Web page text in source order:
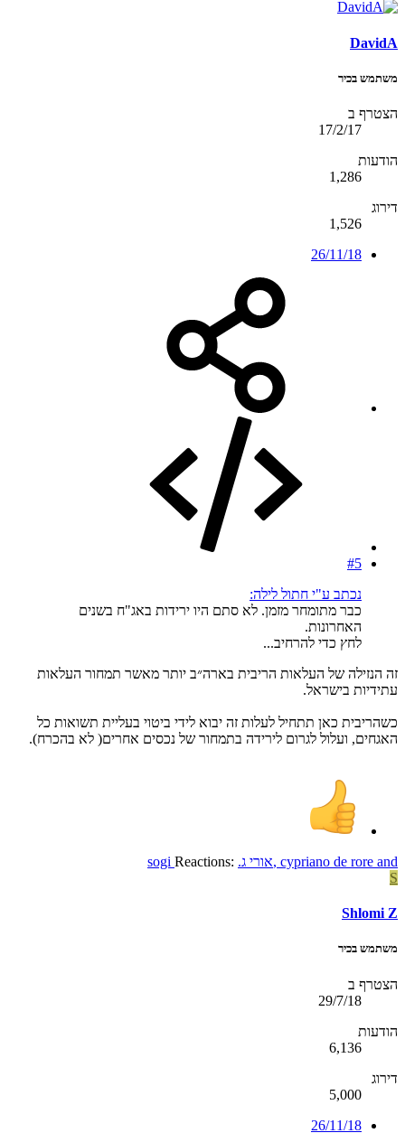
DavidA
משתמש בכיר
הצטרף ב
17/2/17
הודעות
1,286
דירוג
1,526
26/11/18
#5
נכתב ע"י חתול לילה:
כבר מתומחר מזמן. לא סתם היו ירידות באג"ח בשנים
האחרונות.
לחץ כדי להרחיב...
זה הנזילה של העלאות הריבית בארה״ב יותר מאשר תמחור העלאות
עתידיות בישראל.
כשהריבית כאן תתחיל לעלות זה יבוא לידי ביטוי בעליית תשואות כל
האגחים, ועלול לגרום לירידה בתמחור של נכסים אחרים( לא בהכרח).
Reactions: אורי ג., cypriano de rore and
sogi
S
Shlomi Z
משתמש בכיר
הצטרף ב
29/7/18
הודעות
6,136
דירוג
5,000
26/11/18